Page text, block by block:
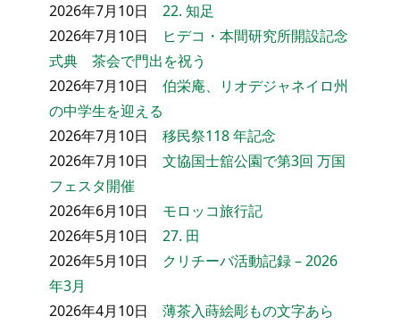
2026年7月10日 22. 知足
2026年7月10日
ヒデコ・本間研究所開設記念
式典 茶会で門出を祝う
2026年7月10日 伯栄庵、リオデジャネイロ州
の中学生を迎える
2026年7月10日 移民祭118 年記念
2026年7月10日 文協国士舘公園で第3回 万国
フェスタ開催
2026年6月10日 モロッコ旅行記
2026年5月10日 27. 田
2026年5月10日 クリチーバ活動記録 – 2026
年3月
2026年4月10日 薄茶入蒔絵彫もの文字あら